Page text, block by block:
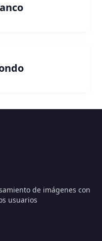
de imágenes con
usuarios